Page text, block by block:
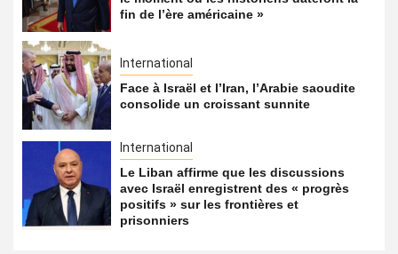
fin de l’ère américaine »
International
Face à Israël et l’Iran, l’Arabie saoudite
consolide un croissant sunnite
International
Le Liban affirme que les discussions
avec Israël enregistrent des « progrès
positifs » sur les frontières et
prisonniers